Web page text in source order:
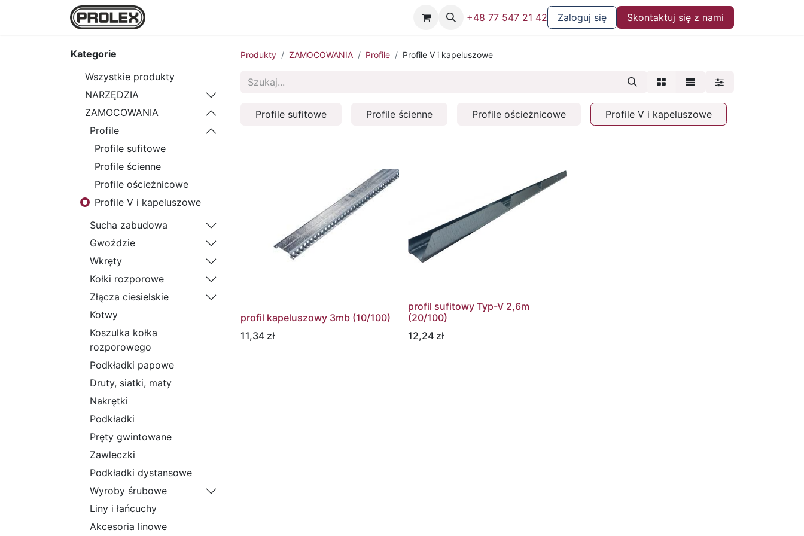
+48 77 547 21 42 Zaloguj się Skontaktuj się z nami
Kategorie
Wszystkie produkty
NARZĘDZIA
ZAMOCOWANIA
Profile
Profile sufitowe
Profile ścienne
Profile ościeżnicowe
Profile V i kapeluszowe
Sucha zabudowa
Gwoździe
Wkręty
Kołki rozporowe
Złącza ciesielskie
Kotwy
Koszulka kołka
rozporowego
Podkładki papowe
Druty, siatki, maty
Nakrętki
Podkładki
Pręty gwintowane
Zawleczki
Podkładki dystansowe
Wyroby śrubowe
Liny i łańcuchy
Akcesoria linowe
Produkty ZAMOCOWANIA Profile Profile V i kapeluszowe
Profile sufitowe Profile ścienne Profile ościeżnicowe Profile V i kapeluszowe
profil kapeluszowy 3mb (10/100)
11,34 zł
profil sufitowy Typ-V 2,6m
(20/100)
12,24 zł